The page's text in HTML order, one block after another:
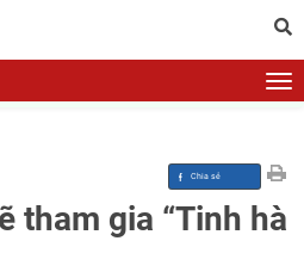
tham gia “Tinh hà